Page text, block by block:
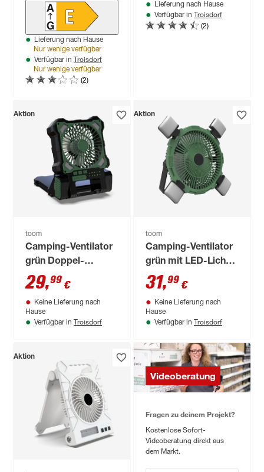
3100 lm warmweiß,
Farbwechsler Ø 41,5
x 14,6 cm
Lieferung nach Hause
Nur wenige verfügbar
Verfügbar in Troisdorf
Nur wenige verfügbar
(2)
Lieferung nach Hause
Verfügbar in Troisdorf
(2)
Aktion
toom
Camping-Ventilator
grün Doppel-
Solarpanel, LED-
Licht 17 x 23 cm
29,99 €
Keine Lieferung nach
Hause
Verfügbar in Troisdorf
Aktion
toom
Camping-Ventilator
grün mit LED-Licht
und Fernbedienung
Ø 21,5 cm
31,99 €
Keine Lieferung nach
Hause
Verfügbar in Troisdorf
Aktion
Videoberatung
Fragen zu deinem Projekt?
Kostenlose Sofort-
Videoberatung direkt aus
dem Markt.